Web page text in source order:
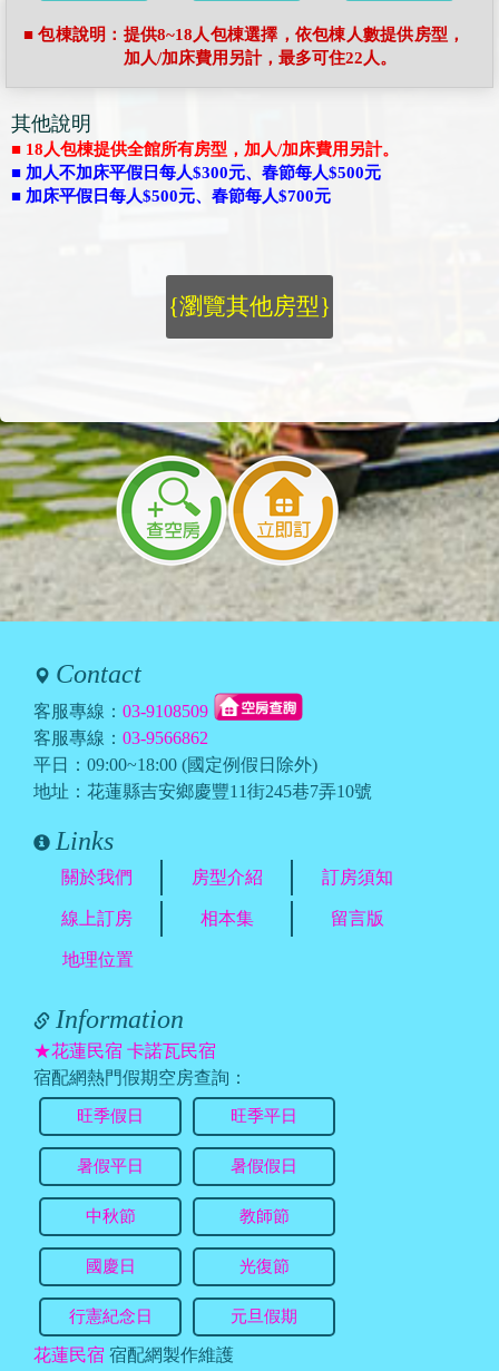
■ 包棟說明：提供8~18人包棟選擇，依包棟人數提供房型，
加人/加床費用另計，最多可住22人。
其他說明
■ 18人包棟提供全館所有房型，加人/加床費用另計。
■ 加人不加床平假日每人$300元、春節每人$500元
■ 加床平假日每人$500元、春節每人$700元
{瀏覽其他房型}
Contact
客服專線： 03-9108509
客服專線： 03-9566862
平日：09:00~18:00 (國定例假日除外)
地址：花蓮縣吉安鄉慶豐11街245巷7弄10號
Links
關於我們 房型介紹 訂房須知
線上訂房 相本集 留言版
地理位置
Information
★花蓮民宿 卡諾瓦民宿
宿配網熱門假期空房查詢：
旺季假日 旺季平日
暑假平日 暑假假日
中秋節 教師節
國慶日 光復節
行憲紀念日 元旦假期
花蓮民宿 宿配網製作維護